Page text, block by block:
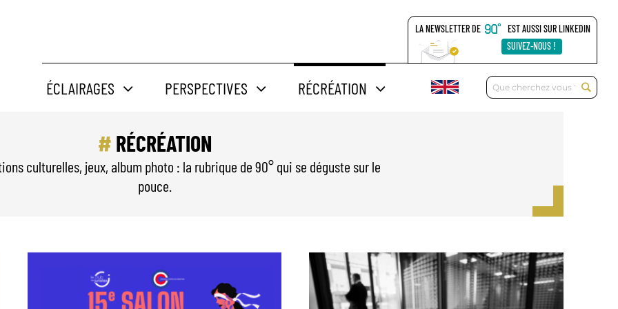
ÉCLAIRAGES PERSPECTIVES RÉCRÉATION Rechercher:
LA NEWSLETTER DE
EST AUSSI SUR LINKEDIN
SUIVEZ-NOUS !
RÉCRÉATION
culturelles, jeux, album photo : la rubrique de 90° qui se déguste sur le
pouce.